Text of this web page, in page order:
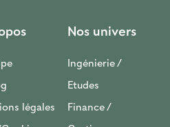
légales
Nos univers
Ingénierie /
Etudes
Finance /